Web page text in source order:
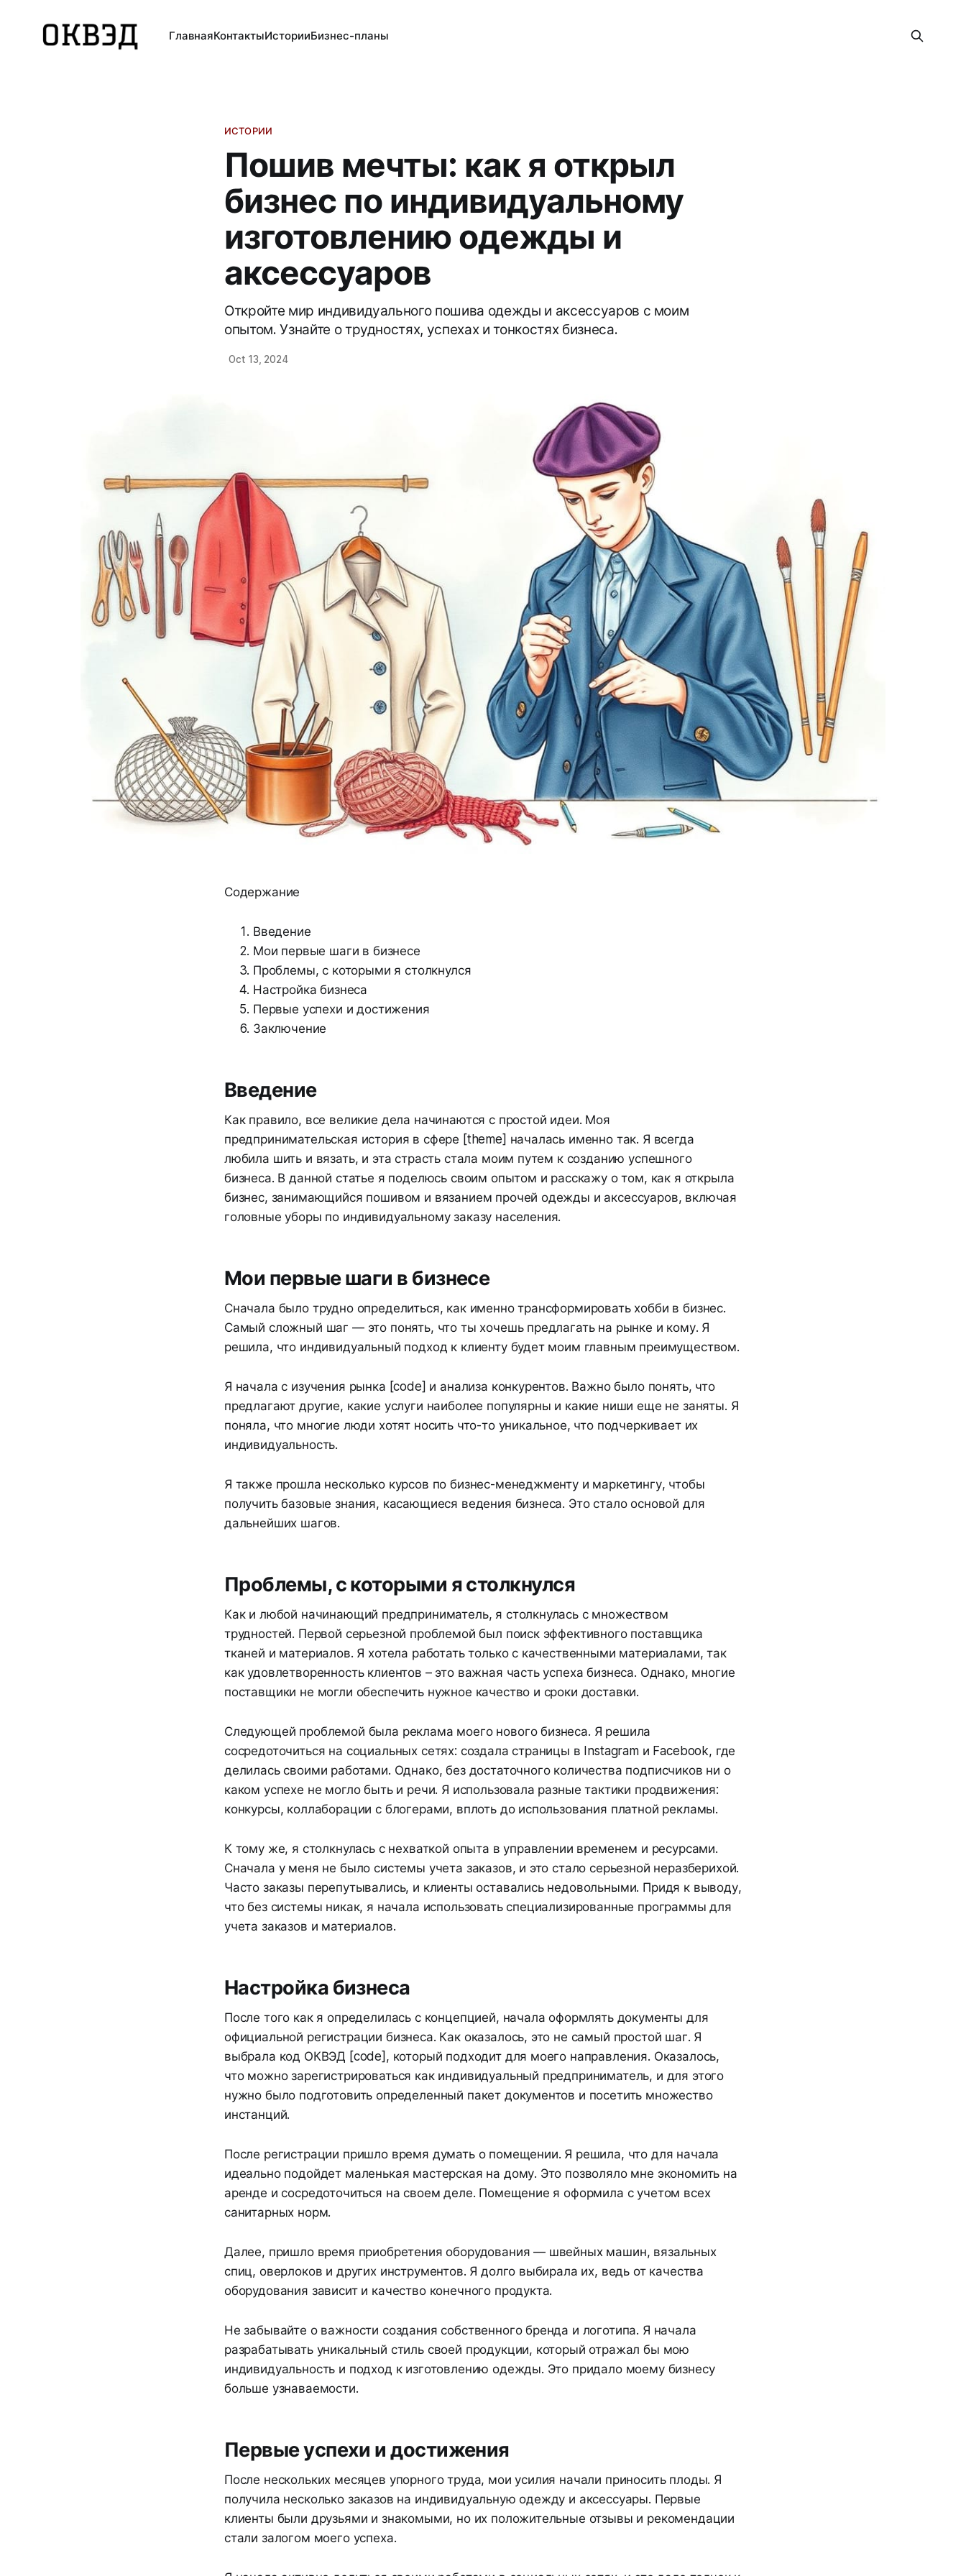
ГлавнаяКонтактыИсторииБизнес-планы
ИСТОРИИ
Пошив мечты: как я открыл
бизнес по индивидуальному
изготовлению одежды и
аксессуаров
Откройте мир индивидуального пошива одежды и аксессуаров с моим
опытом. Узнайте о трудностях, успехах и тонкостях бизнеса.
Oct 13, 2024
Содержание
Введение
Мои первые шаги в бизнесе
Проблемы, с которыми я столкнулся
Настройка бизнеса
Первые успехи и достижения
Заключение
Введение
Как правило, все великие дела начинаются с простой идеи. Моя
предпринимательская история в сфере [theme] началась именно так. Я всегда
любила шить и вязать, и эта страсть стала моим путем к созданию успешного
бизнеса. В данной статье я поделюсь своим опытом и расскажу о том, как я открыла
бизнес, занимающийся пошивом и вязанием прочей одежды и аксессуаров, включая
головные уборы по индивидуальному заказу населения.
Мои первые шаги в бизнесе
Сначала было трудно определиться, как именно трансформировать хобби в бизнес.
Самый сложный шаг — это понять, что ты хочешь предлагать на рынке и кому. Я
решила, что индивидуальный подход к клиенту будет моим главным преимуществом.
Я начала с изучения рынка [code] и анализа конкурентов. Важно было понять, что
предлагают другие, какие услуги наиболее популярны и какие ниши еще не заняты. Я
поняла, что многие люди хотят носить что-то уникальное, что подчеркивает их
индивидуальность.
Я также прошла несколько курсов по бизнес-менеджменту и маркетингу, чтобы
получить базовые знания, касающиеся ведения бизнеса. Это стало основой для
дальнейших шагов.
Проблемы, с которыми я столкнулся
Как и любой начинающий предприниматель, я столкнулась с множеством
трудностей. Первой серьезной проблемой был поиск эффективного поставщика
тканей и материалов. Я хотела работать только с качественными материалами, так
как удовлетворенность клиентов – это важная часть успеха бизнеса. Однако, многие
поставщики не могли обеспечить нужное качество и сроки доставки.
Следующей проблемой была реклама моего нового бизнеса. Я решила
сосредоточиться на социальных сетях: создала страницы в Instagram и Facebook, где
делилась своими работами. Однако, без достаточного количества подписчиков ни о
каком успехе не могло быть и речи. Я использовала разные тактики продвижения:
конкурсы, коллаборации с блогерами, вплоть до использования платной рекламы.
К тому же, я столкнулась с нехваткой опыта в управлении временем и ресурсами.
Сначала у меня не было системы учета заказов, и это стало серьезной неразберихой.
Часто заказы перепутывались, и клиенты оставались недовольными. Придя к выводу,
что без системы никак, я начала использовать специализированные программы для
учета заказов и материалов.
Настройка бизнеса
После того как я определилась с концепцией, начала оформлять документы для
официальной регистрации бизнеса. Как оказалось, это не самый простой шаг. Я
выбрала код ОКВЭД [code], который подходит для моего направления. Оказалось,
что можно зарегистрироваться как индивидуальный предприниматель, и для этого
нужно было подготовить определенный пакет документов и посетить множество
инстанций.
После регистрации пришло время думать о помещении. Я решила, что для начала
идеально подойдет маленькая мастерская на дому. Это позволяло мне экономить на
аренде и сосредоточиться на своем деле. Помещение я оформила с учетом всех
санитарных норм.
Далее, пришло время приобретения оборудования — швейных машин, вязальных
спиц, оверлоков и других инструментов. Я долго выбирала их, ведь от качества
оборудования зависит и качество конечного продукта.
Не забывайте о важности создания собственного бренда и логотипа. Я начала
разрабатывать уникальный стиль своей продукции, который отражал бы мою
индивидуальность и подход к изготовлению одежды. Это придало моему бизнесу
больше узнаваемости.
Первые успехи и достижения
После нескольких месяцев упорного труда, мои усилия начали приносить плоды. Я
получила несколько заказов на индивидуальную одежду и аксессуары. Первые
клиенты были друзьями и знакомыми, но их положительные отзывы и рекомендации
стали залогом моего успеха.